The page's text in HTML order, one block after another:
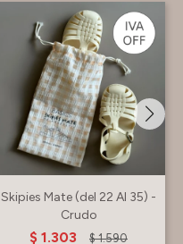
Skipies Mate (del 22 Al 35) -
Crudo
$ 1.303 $ 1.590